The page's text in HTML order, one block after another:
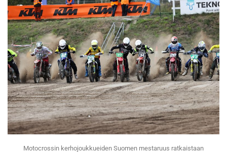
Motocrossin kerhojoukkueiden Suomen mestaruus ratkaistaan